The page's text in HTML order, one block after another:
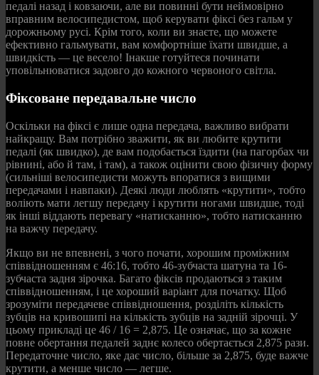
педалі назад і ковзаючи, але ви повинні бути неймовірно
вправним велосипедистом, щоб керувати фіксі без гальм у
дорожньому русі. Крім того, коли ви знаєте, що можете
ефективно гальмувати, вам комфортніше їхати швидше, а
швидкість — це весело! Інакше готуйтеся починати
уповільнюватися задовго до кожного червоного світла.
Фіксоване передавальне число
Оскільки на фіксі є лише одна передача, важливо вибрати
найкращу. Вам потрібно зважити, як ви любите крутити
педалі (як швидко), де вам подобається їздити (на пагорбах чи
рівнині, або й там, і там), а також оцінити свою фізичну форму
(сильніші велосипедисти можуть впоратися з вищими
передачами і навпаки). Деякі люди люблять «крутити», тобто
воліють мати легшу передачу і крутити ногами швидше, тоді
як інші віддають перевагу «натисканню», тобто натисканню
на важчу передачу.
Якщо ви не впевнені, з чого почати, хорошим проміжним
співвідношенням є 46:16, тобто 46-зубчаста шатуна та 16-
зубчаста задня зірочка. Багато фіксів продаються з таким
співвідношенням, і це хороший варіант для початку. Щоб
зрозуміти передачеве співвідношення, розділіть кількість
зубців на кривошипі на кількість зубців на задній зірочці. У
цьому прикладі це 46 / 16 = 2,875. Це означає, що за кожне
повне обертання педалей заднє колесо обертається 2,875 рази.
Передаточне число, яке дає число, більше за 2,875, буде важче
крутити, а менше число — легше.